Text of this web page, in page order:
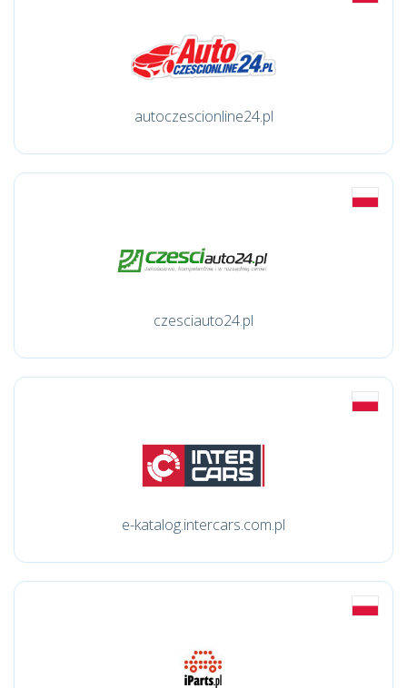
autoczescionline24.pl
czesciauto24.pl
e-katalog.intercars.com.pl